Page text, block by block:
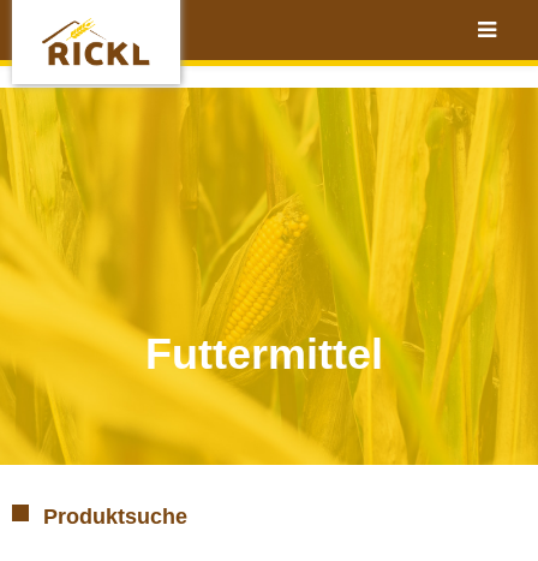
Futtermittel
Produktsuche